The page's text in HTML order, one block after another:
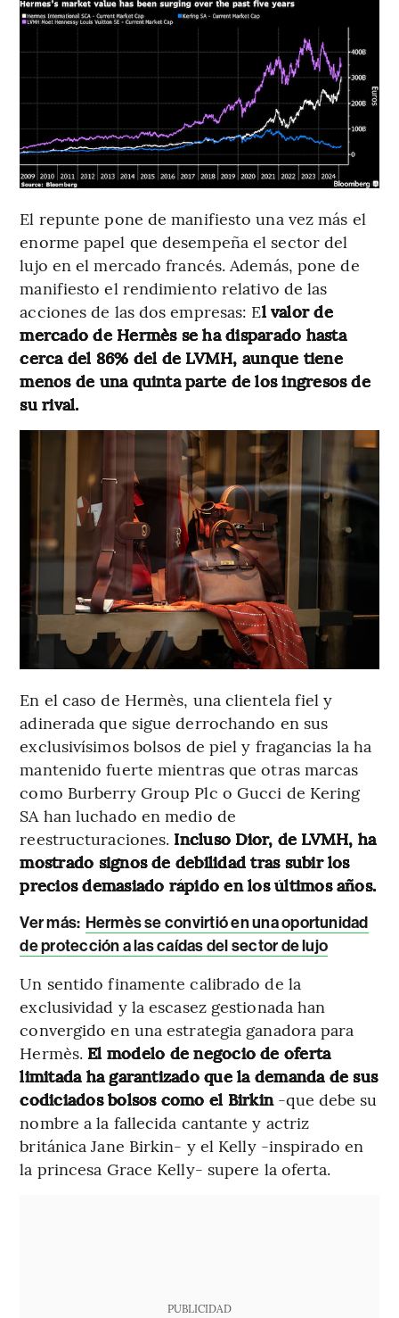
El repunte pone de manifiesto una vez más el
enorme papel que desempeña el sector del
lujo en el mercado francés. Además, pone de
manifiesto el rendimiento relativo de las
acciones de las dos empresas: El valor de
mercado de Hermès se ha disparado hasta
cerca del 86% del de LVMH, aunque tiene
menos de una quinta parte de los ingresos de
su rival.
En el caso de Hermès, una clientela fiel y
adinerada que sigue derrochando en sus
exclusivísimos bolsos de piel y fragancias la ha
mantenido fuerte mientras que otras marcas
como Burberry Group Plc o Gucci de Kering
SA han luchado en medio de
reestructuraciones. Incluso Dior, de LVMH, ha
mostrado signos de debilidad tras subir los
precios demasiado rápido en los últimos años.
Ver más: Hermès se convirtió en una oportunidad
de protección a las caídas del sector de lujo
Un sentido finamente calibrado de la
exclusividad y la escasez gestionada han
convergido en una estrategia ganadora para
Hermès. El modelo de negocio de oferta
limitada ha garantizado que la demanda de sus
codiciados bolsos como el Birkin -que debe su
nombre a la fallecida cantante y actriz
británica Jane Birkin- y el Kelly -inspirado en
la princesa Grace Kelly- supere la oferta.
PUBLICIDAD